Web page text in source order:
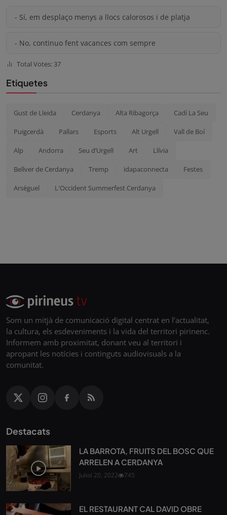
- Sí, em desplaço menys a llocs calorosos i de platja
- No, continuo fent vacances com sempre
Total Votes: 37
Etiquetes
Gust de Lleida Cerdanya Alta Ribagorça Cadí La Seu
Puigcerdà Pallars Esports Alt Urgell Vall de Boí
Alp Andorra Seu d’Urgell Art Llívia
Bellver de Cerdanya Tremp idapaconnecta Festes
Arsèguel L'Occident Summerfest Cerdanya
Som un mitjà de comunicació digital centrat en l’actualitat,
la cultura, els esdeveniments i la vida del territori pirinenc.
Informem amb proximitat, donant veu al territori i
apropant les notícies i continguts audiovisuals a la
comunitat.
Destacats
LA BARROTA, FRUITS DEL BOSC QUE
ARRELEN A CERDANYA
Juliol 20, 2022 745
EL RESTAURANT CAL DAVID OBRE